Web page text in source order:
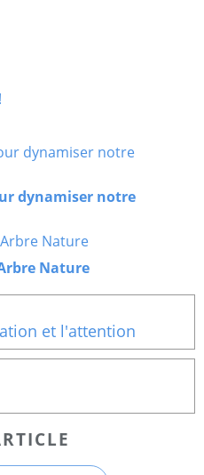
dynamiser notre
Nature
et l'attention